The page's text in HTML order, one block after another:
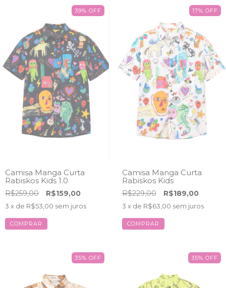
39% OFF
Camisa Manga Curta
Rabiskos Kids 1.0
R$259,00 R$159,00
3 x de R$53,00 sem juros
COMPRAR
17% OFF
Camisa Manga Curta
Rabiskos Kids
R$229,00 R$189,00
3 x de R$63,00 sem juros
COMPRAR
35% OFF 35% OFF